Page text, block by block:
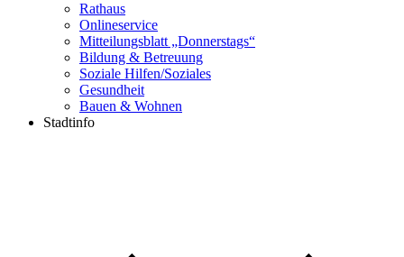
Rathaus
Onlineservice
Mitteilungsblatt „Donnerstags“
Bildung & Betreuung
Soziale Hilfen/Soziales
Gesundheit
Bauen & Wohnen
Stadtinfo